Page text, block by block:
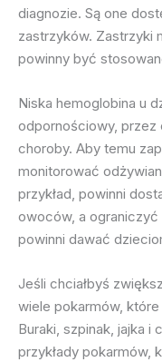
diagnozie. Są one
zastrzyków. Zastrzyki
powinny być
Niska hemoglobina u
odpornościowy, przez
choroby. Aby temu
monitorować
przykład, powinni
owoców, a ograniczyć
powinni dawać
Jeśli chciałbyś
wiele pokarmów,
Buraki, szpinak, jajka
przykłady pokarmów,